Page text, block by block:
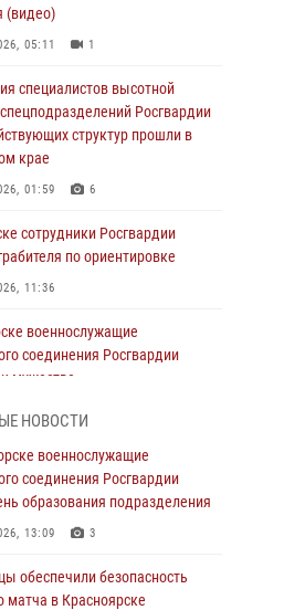
(видео)
05:11 1
специалистов высотной
Росгвардии
структур прошли в
крае
01:59 6
сотрудники Росгвардии
по ориентировке
11:36
военнослужащие
соединения Росгвардии
мужества
взрывотехники
Росгвардии уничтожили
снаряд
04:52 1
сотрудники
охраны Росгвардии
НОВОСТИ
военнослужащие
соединения Росгвардии
образования подразделения
13:09 3
обеспечили безопасность
матча в Красноярске